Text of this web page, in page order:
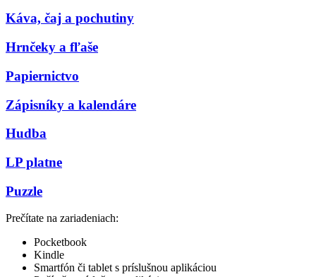
Káva, čaj a pochutiny
Hrnčeky a fľaše
Papiernictvo
Zápisníky a kalendáre
Hudba
LP platne
Puzzle
Prečítate na zariadeniach:
Pocketbook
Kindle
Smartfón či tablet s príslušnou aplikáciou